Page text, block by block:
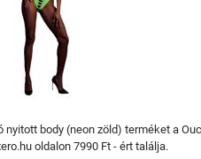
nyitott body (neon zöld) terméket a
oldalon 7990 Ft - ért találja.